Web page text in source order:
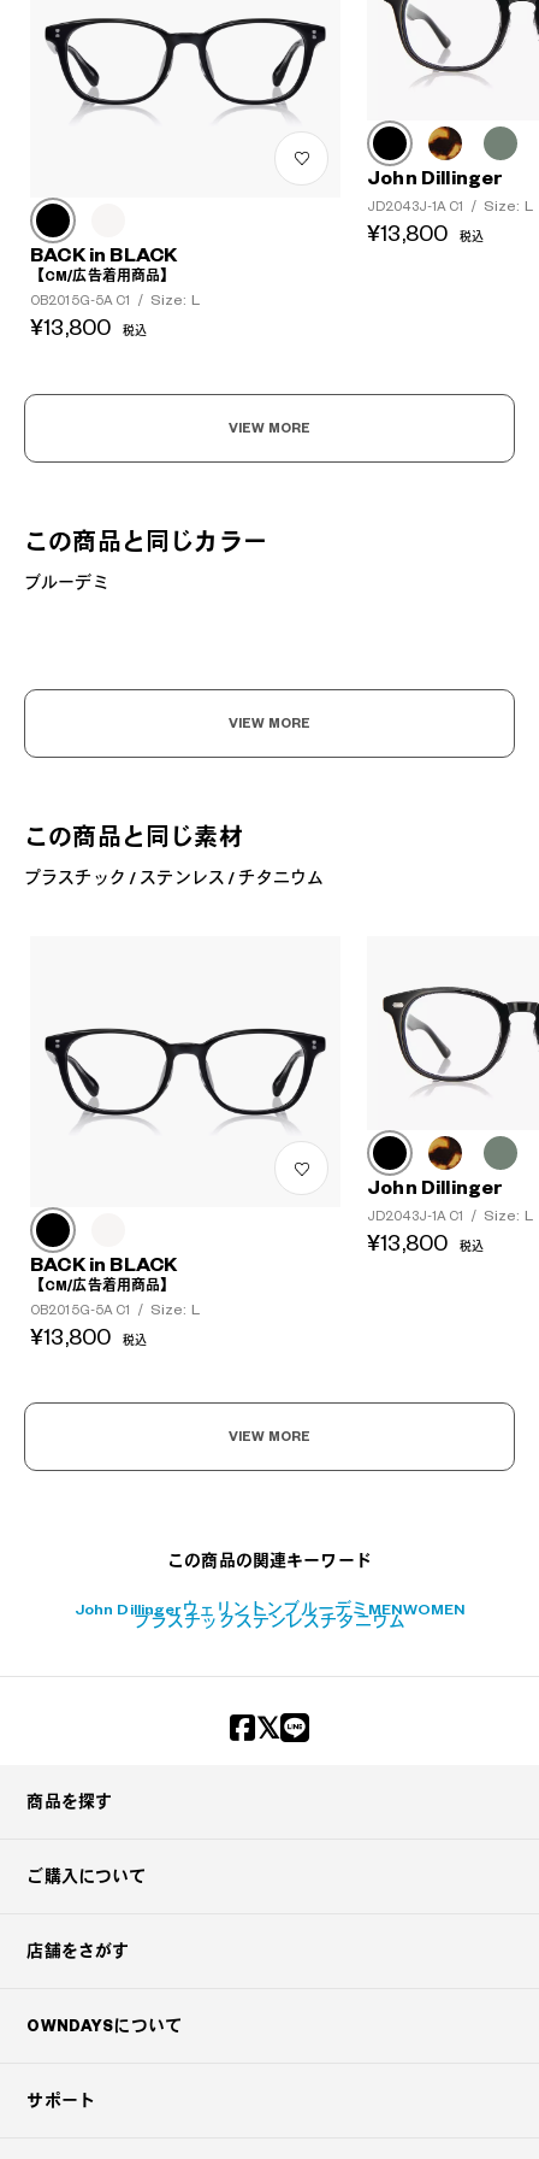
BACK in BLACK
【CM/広告着用商品】
OB2015G-5A C1
/ Size: L
¥13,800 税込
John Dillinger
JD2043J-1A C1 / Size: L
¥13,800 税込
VIEW MORE
この商品と同じカラー
ブルーデミ
VIEW MORE
この商品と同じ素材
プラスチック / ステンレス / チタニウム
BACK in BLACK
【CM/広告着用商品】
OB2015G-5A C1
/ Size: L
¥13,800 税込
John Dillinger
JD2043J-1A C1 / Size: L
¥13,800 税込
VIEW MORE
この商品の関連キーワード
John Dillingerウェリントンブルーデミ MENWOMEN
プラスチック ステンレスチタニウム
商品を探す
ご購入について
店舗をさがす
OWNDAYSについて
サポート